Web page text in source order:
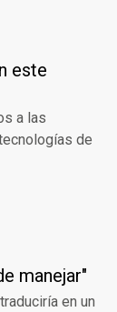
este
a las
de
manejar"
en un